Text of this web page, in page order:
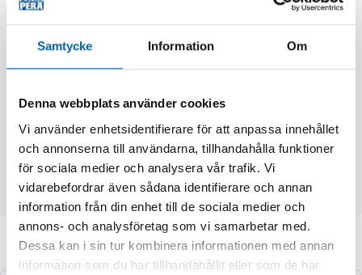
Samtycke Information Om
Denna webbplats använder cookies
Vi använder enhetsidentifierare för att anpassa innehållet
och annonserna till användarna, tillhandahålla funktioner
för sociala medier och analysera vår trafik. Vi
vidarebefordrar även sådana identifierare och annan
information från din enhet till de sociala medier och
annons- och analysföretag som vi samarbetar med.
Dessa kan i sin tur kombinera informationen med annan
information som du har tillhandahållit eller som de har
5-12 arbetsdagar M18 FUEL™ vinkelborrmaskin med
kolborstfri POWERSTATE™-motor som levererar kraft
som ett nätdrivet verktyg vid borrning i trä, 1 500 varv/min
REDLINK PLUS™ elektronik ger ett avancerat digitalt
samt förbättrar verktygets prestanda under belastning
Växelhus i metall och 13 mm chuck Extremt lång drifttid -
upp till 200 hål med 22 mm spiralborr i 50 x 100 mm virke
Batteriindikator LED-ljus Vikt 4,1 kg Levereras i staplingsbar
HD Box utan batteri och laddare.
Andra köpte även